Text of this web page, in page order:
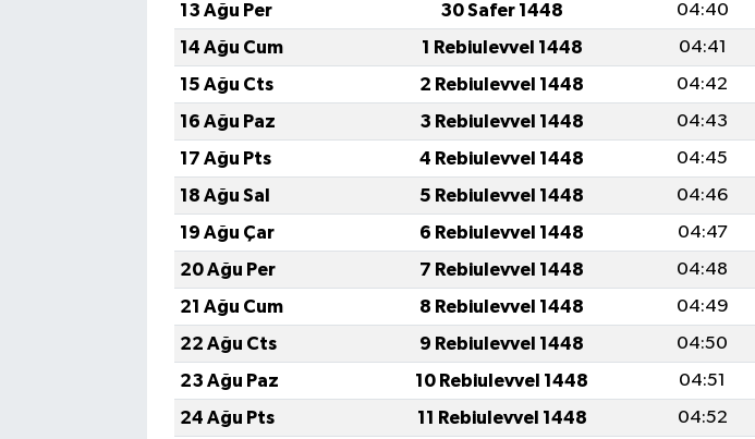
13 Ağu Per
30 Safer 1448 04:40
14 Ağu Cum
1 Rebiulevvel 1448 04:41
15 Ağu Cts
2 Rebiulevvel 1448 04:42
16 Ağu Paz
3 Rebiulevvel 1448 04:43
17 Ağu Pts
4 Rebiulevvel 1448 04:45
18 Ağu Sal
5 Rebiulevvel 1448 04:46
19 Ağu Çar
6 Rebiulevvel 1448 04:47
20 Ağu Per
7 Rebiulevvel 1448 04:48
21 Ağu Cum
8 Rebiulevvel 1448 04:49
22 Ağu Cts
9 Rebiulevvel 1448 04:50
23 Ağu Paz
10 Rebiulevvel 1448 04:51
24 Ağu Pts
11 Rebiulevvel 1448 04:52